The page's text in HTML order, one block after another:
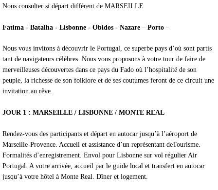
Nous consulter si départ différent de MARSEILLE
Fatima - Batalha - Lisbonne - Obidos - Nazare – Porto –
Nous vous invitons à découvrir le Portugal, ce superbe pays d’où sont partis
tant de navigateurs célèbres. Nous vous proposons à votre tour de faire de
merveilleuses découvertes dans ce pays du Fado où l’hospitalité de son
peuple, la richesse de son folklore et de ses coutumes feront de ce circuit une
invitation au rêve.
JOUR 1 : MARSEILLE / LISBONNE / MONTE REAL
Rendez-vous des participants et départ en autocar jusqu’à l’aéroport de
Marseille-Provence. Accueil et assistance d’un représentant deTourisme.
Formalités d’enregistrement. Envol pour Lisbonne sur vol régulier Air
Portugal. A votre arrivée, accueil par le guide local et transfert en autocar
jusqu’à votre hôtel à Monte Real. Dîner et logement.